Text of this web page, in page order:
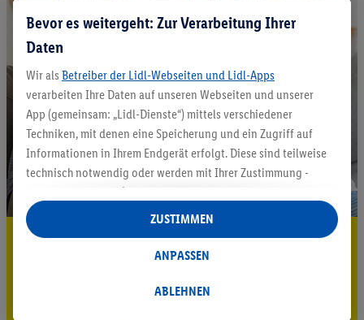
5.95 € Versand sparen³²ᵃ
Bevor es weitergeht: Zur Verarbeitung Ihrer
Daten
Wir als Betreiber der Lidl-Webseiten und Lidl-Apps
verarbeiten Ihre Daten auf unseren Webseiten und unserer
App (gemeinsam: „Lidl-Dienste“) mittels verschiedener
Techniken, mit denen eine Speicherung und ein Zugriff auf
Informationen in Ihrem Endgerät erfolgt. Diese sind teilweise
technisch notwendig oder werden mit Ihrer Zustimmung -
auch durch Partner (u.a.
Verantwortliche; im Zusammenhang mit dem IAB TCF
insgesamt
Statistik-Erstellung oder für personalisierte Werbung
Datenverarbeitungen für personalisierte Werbung werden
ABLEHNEN
ANPASSEN
ZUSTIMMEN